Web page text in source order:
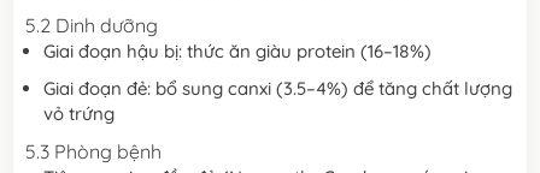
5.2 Dinh dưỡng
Giai đoạn hậu bị: thức ăn giàu protein (16–18%)
Giai đoạn đẻ: bổ sung canxi (3.5–4%) để tăng chất lượng
vỏ trứng
5.3 Phòng bệnh